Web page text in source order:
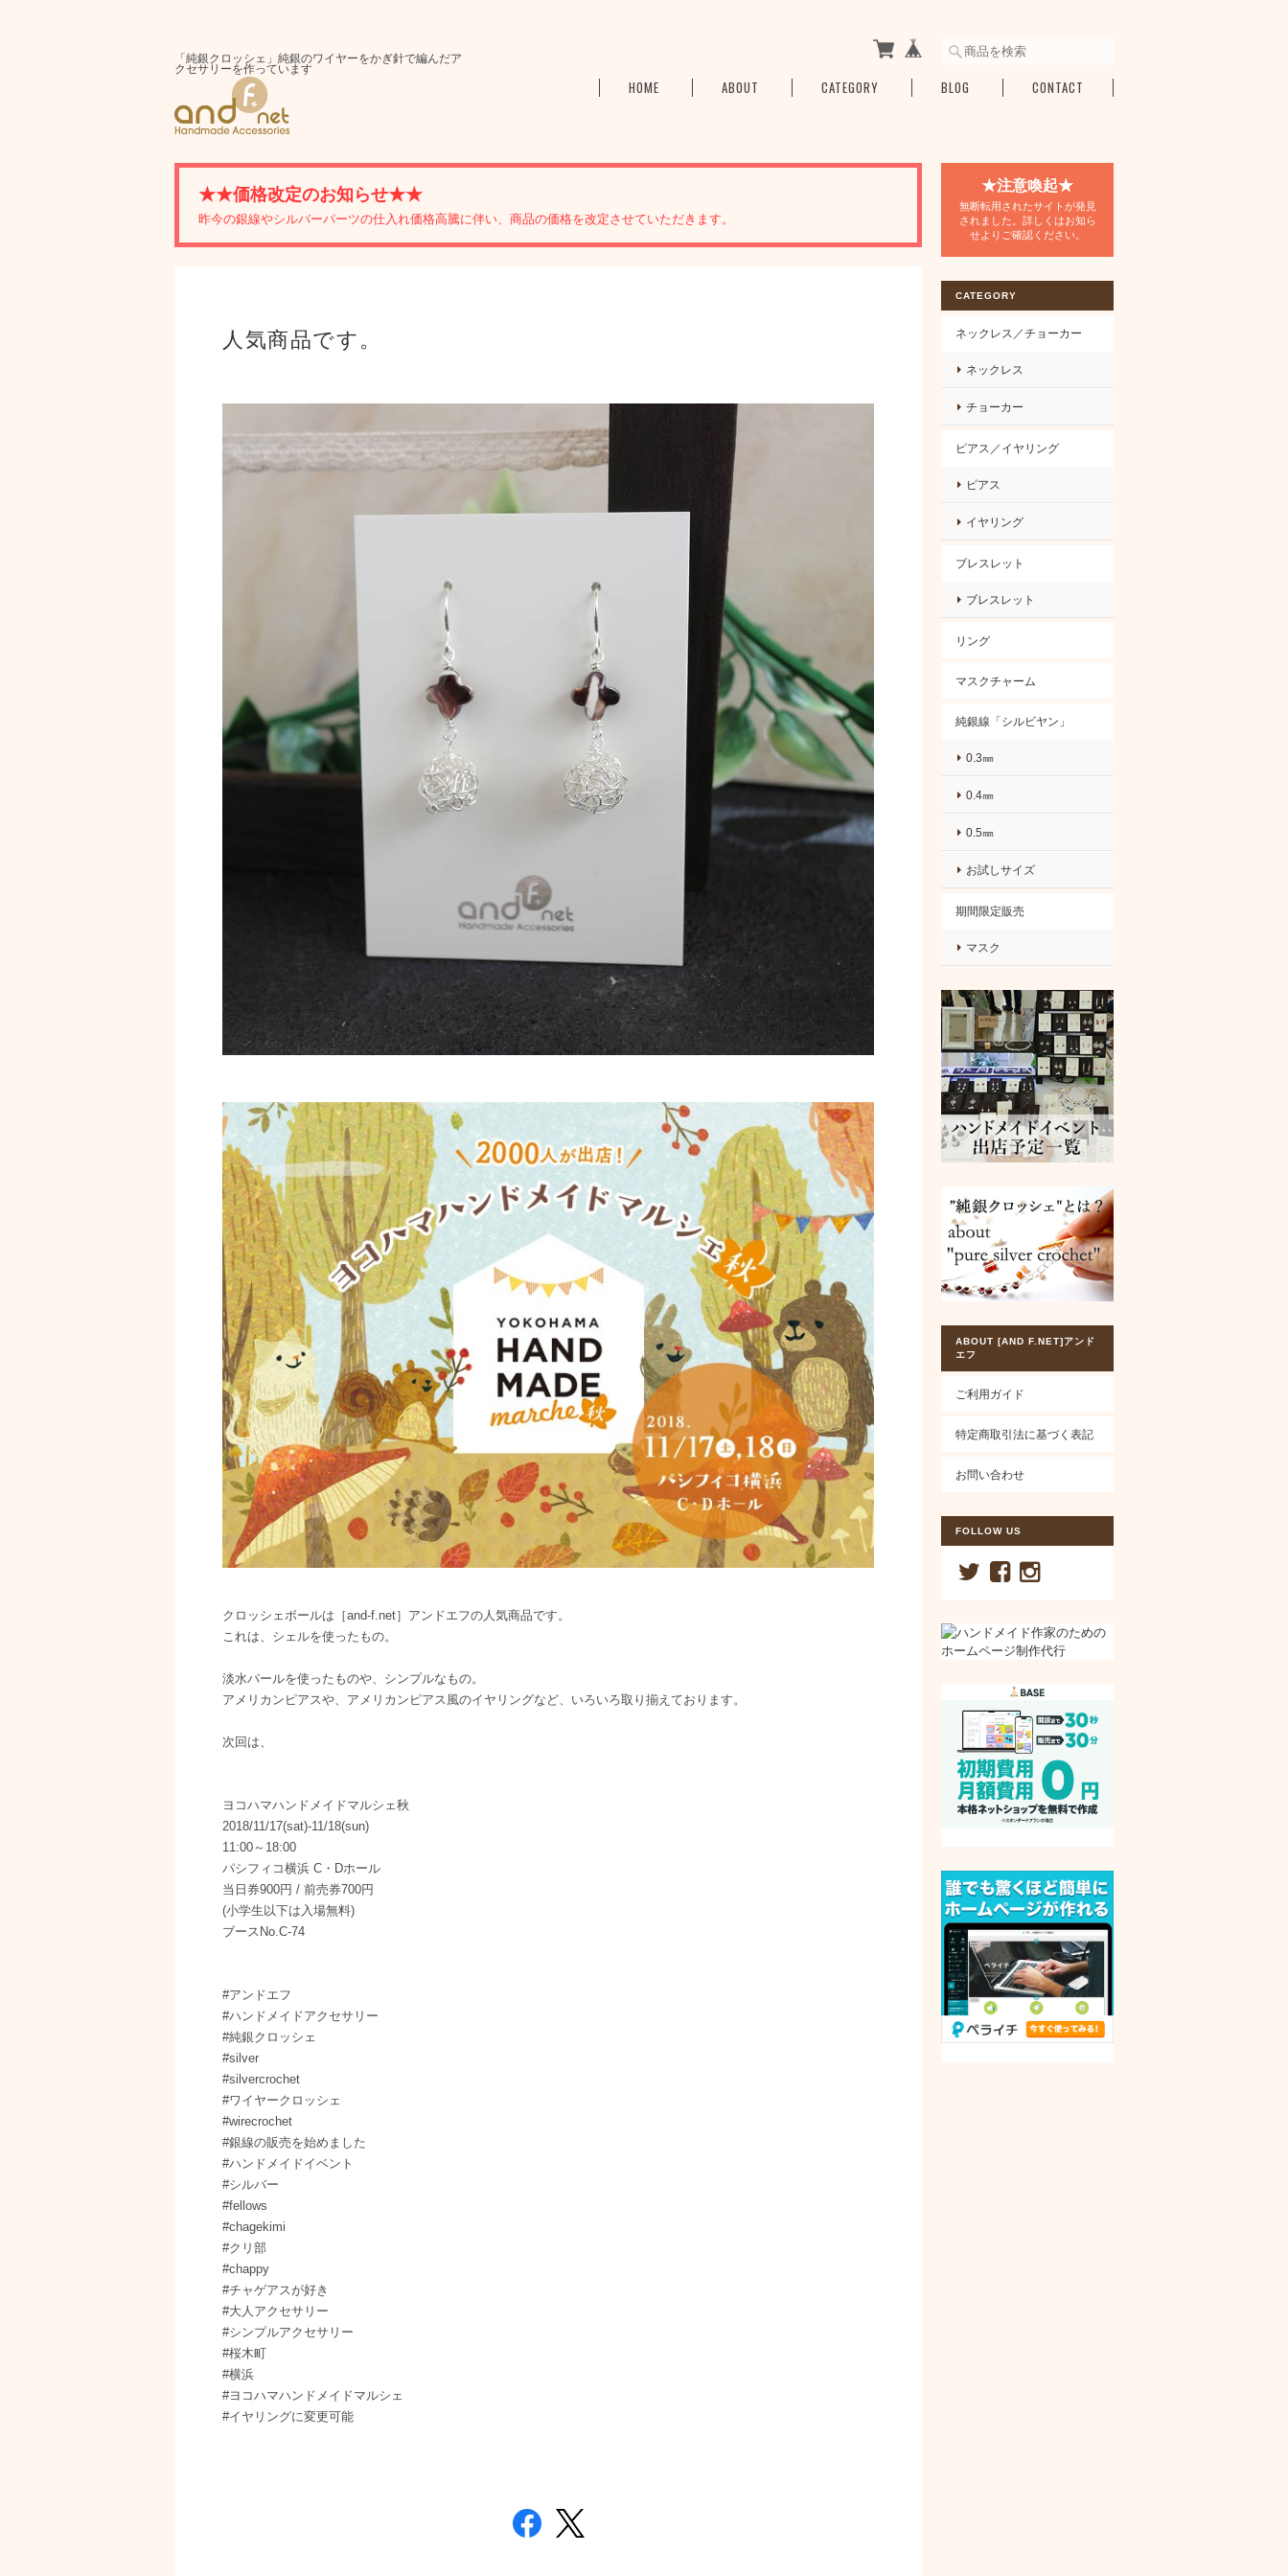
「純銀クロッシェ」純銀のワイヤーをかぎ針で編んだア
クセサリーを作っています
HOME ABOUT CATEGORY BLOG CONTACT
★★価格改定のお知らせ★★
昨今の銀線やシルバーパーツの仕入れ価格高騰に伴い、商品の価格を改定させていただきます。
人気商品です。
クロッシェボールは［and-f.net］アンドエフの人気商品です。
これは、シェルを使ったもの。
淡水パールを使ったものや、シンプルなもの。
アメリカンピアスや、アメリカンピアス風のイヤリングなど、いろいろ取り揃えております。
次回は、
ヨコハマハンドメイドマルシェ秋
2018/11/17(sat)-11/18(sun)
11:00～18:00
パシフィコ横浜 C・Dホール
当日券900円 / 前売券700円
(小学生以下は入場無料)
ブースNo.C-74
#アンドエフ
#ハンドメイドアクセサリー
#純銀クロッシェ
#silver
#silvercrochet
#ワイヤークロッシェ
#wirecrochet
#銀線の販売を始めました
#ハンドメイドイベント
#シルバー
#fellows
#chagekimi
#クリ部
#chappy
#チャゲアスが好き
#大人アクセサリー
#シンプルアクセサリー
#桜木町
#横浜
#ヨコハマハンドメイドマルシェ
#イヤリングに変更可能
★注意喚起★
無断転用されたサイトが発見
されました。詳しくはお知ら
せよりご確認ください。
CATEGORY
ネックレス／チョーカー
ネックレス
チョーカー
ピアス／イヤリング
ピアス
イヤリング
ブレスレット
ブレスレット
リング
マスクチャーム
純銀線「シルビヤン」
0.3㎜
0.4㎜
0.5㎜
お試しサイズ
期間限定販売
マスク
ABOUT [AND F.NET]アンド
エフ
ご利用ガイド
特定商取引法に基づく表記
お問い合わせ
FOLLOW US